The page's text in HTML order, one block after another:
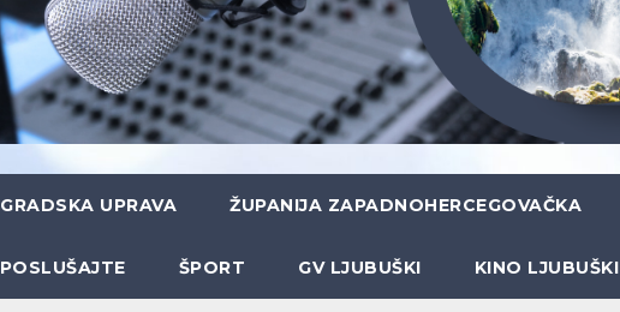
GRADSKA UPRAVA ŽUPANIJA ZAPADNOHERCEGOVAČKA
POSLUŠAJTE ŠPORT GV LJUBUŠKI KINO LJUBUŠKI